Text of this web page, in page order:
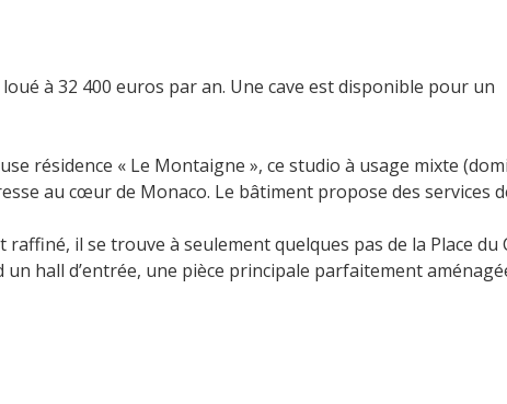
à 32 400 euros par an. Une cave est disponible pour un
résidence « Le Montaigne », ce studio à usage mixte
au cœur de Monaco. Le bâtiment propose des services
il se trouve à seulement quelques pas de la Place du
un hall d’entrée, une pièce principale parfaitement
cour et les jardins.